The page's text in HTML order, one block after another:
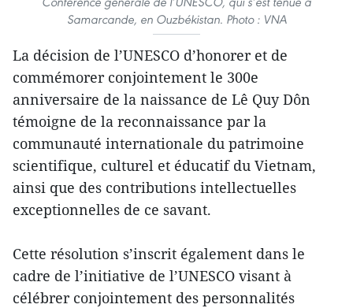
Samarcande, en Ouzbékistan. Photo : VNA
La décision de l’UNESCO d’honorer et de
commémorer conjointement le 300e
anniversaire de la naissance de Lê Quy Dôn
témoigne de la reconnaissance par la
communauté internationale du patrimoine
scientifique, culturel et éducatif du Vietnam,
ainsi que des contributions intellectuelles
exceptionnelles de ce savant.
Cette résolution s’inscrit également dans le
cadre de l’initiative de l’UNESCO visant à
célébrer conjointement des personnalités